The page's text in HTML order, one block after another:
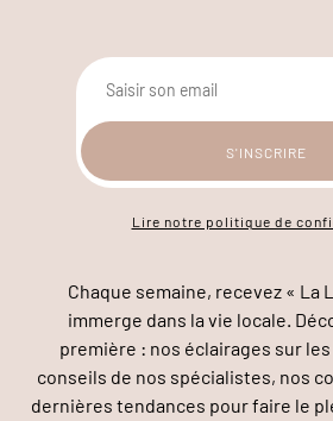
Lire notre politique de
Chaque semaine, recevez « La
immerge dans la vie locale.
première : nos éclairages sur
conseils de nos spécialistes, nos
dernières tendances pour faire le